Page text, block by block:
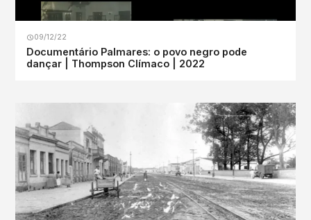
09/12/22
Documentário Palmares: o povo negro pode
dançar | Thompson Clímaco | 2022